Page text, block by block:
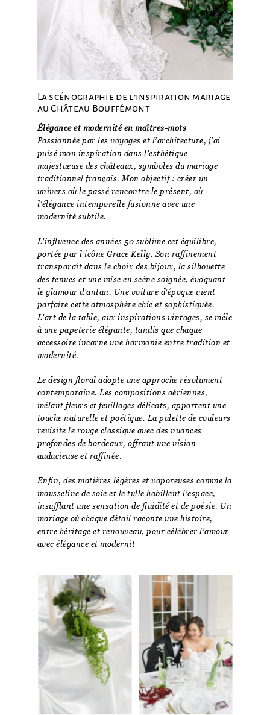
La scénographie de l’inspiration mariage
au Château Bouffémont
Élégance et modernité en maîtres-mots
Passionnée par les voyages et l’architecture, j’ai
puisé mon inspiration dans l’esthétique
majestueuse des châteaux, symboles du mariage
traditionnel français. Mon objectif : créer un
univers où le passé rencontre le présent, où
l’élégance intemporelle fusionne avec une
modernité subtile.
L’influence des années 50 sublime cet équilibre,
portée par l’icône Grace Kelly. Son raffinement
transparaît dans le choix des bijoux, la silhouette
des tenues et une mise en scène soignée, évoquant
le glamour d’antan. Une voiture d’époque vient
parfaire cette atmosphère chic et sophistiquée.
L’art de la table, aux inspirations vintages, se mêle
à une papeterie élégante, tandis que chaque
accessoire incarne une harmonie entre tradition et
modernité.
Le design floral adopte une approche résolument
contemporaine. Les compositions aériennes,
mêlant fleurs et feuillages délicats, apportent une
touche naturelle et poétique. La palette de couleurs
revisite le rouge classique avec des nuances
profondes de bordeaux, offrant une vision
audacieuse et raffinée.
Enfin, des matières légères et vaporeuses comme la
mousseline de soie et le tulle habillent l’espace,
insufflant une sensation de fluidité et de poésie. Un
mariage où chaque détail raconte une histoire,
entre héritage et renouveau, pour célébrer l’amour
avec élégance et modernit